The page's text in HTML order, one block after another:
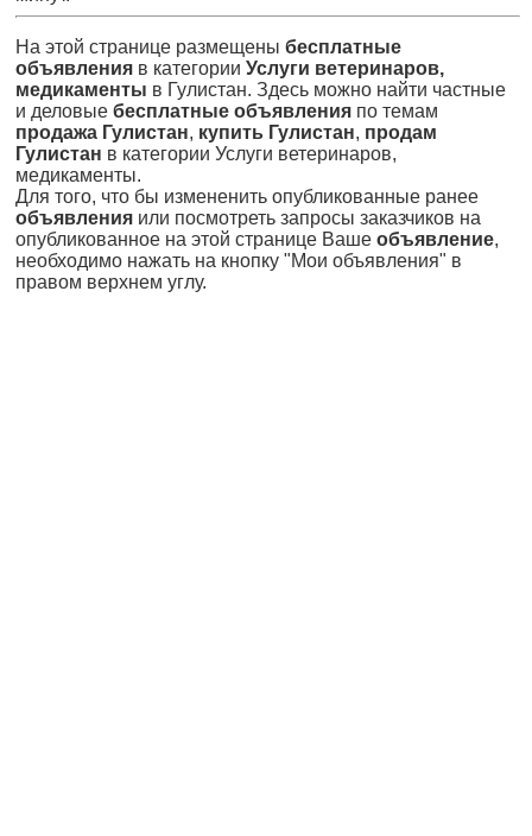
На этой странице размещены бесплатные
объявления в категории Услуги ветеринаров,
медикаменты в Гулистан. Здесь можно найти частные
и деловые бесплатные объявления по темам
продажа Гулистан, купить Гулистан, продам
Гулистан в категории Услуги ветеринаров,
медикаменты.
Для того, что бы измененить опубликованные ранее
объявления или посмотреть запросы заказчиков на
опубликованное на этой странице Ваше объявление,
необходимо нажать на кнопку "Мои объявления" в
правом верхнем углу.